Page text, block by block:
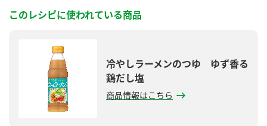
このレシピに使われている商品
冷やしラーメンのつゆ ゆず香る
鶏だし塩
商品情報はこちら